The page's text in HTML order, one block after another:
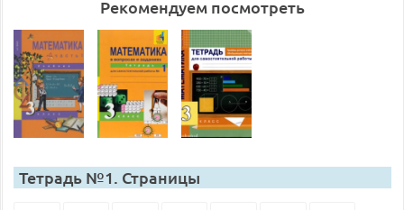
Рекомендуем посмотреть
Тетрадь №1. Страницы